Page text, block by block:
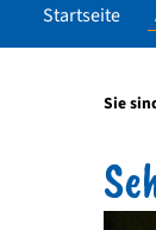
Startseite
Sie